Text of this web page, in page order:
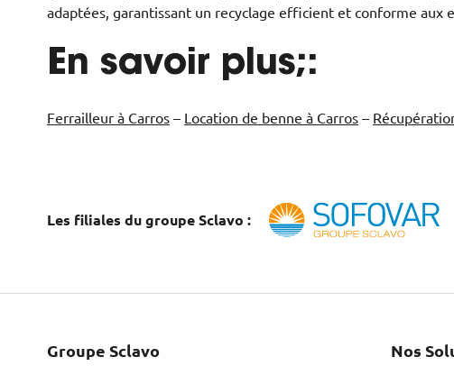
adaptées, garantissant un recyclage efficient et conforme aux
En savoir plus;:
Ferrailleur à Carros – Location de benne à Carros –
Les filiales du groupe Sclavo :
Groupe Sclavo Nos